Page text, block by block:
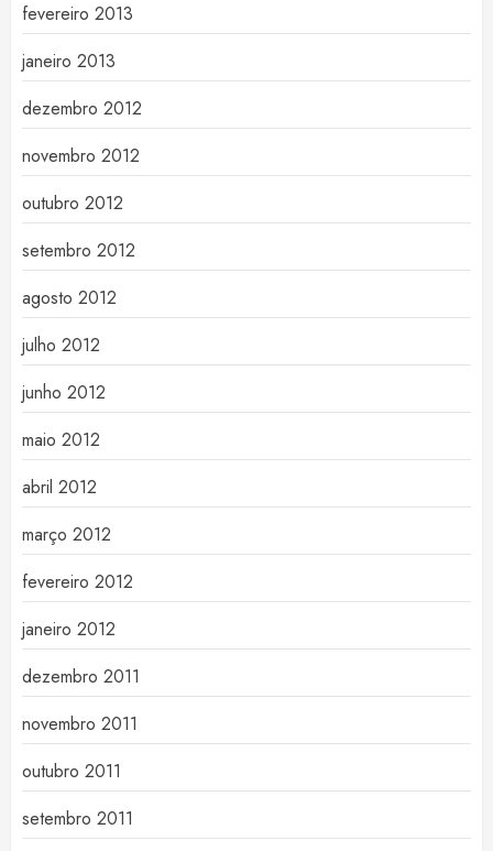
fevereiro 2013
janeiro 2013
dezembro 2012
novembro 2012
outubro 2012
setembro 2012
agosto 2012
julho 2012
junho 2012
maio 2012
abril 2012
março 2012
fevereiro 2012
janeiro 2012
dezembro 2011
novembro 2011
outubro 2011
setembro 2011